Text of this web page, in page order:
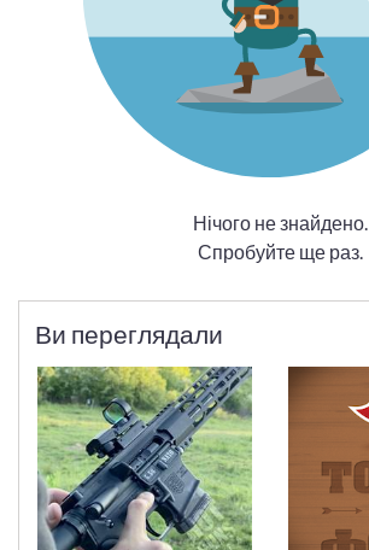
Нічого не знайдено.
Спробуйте ще раз.
Ви переглядали